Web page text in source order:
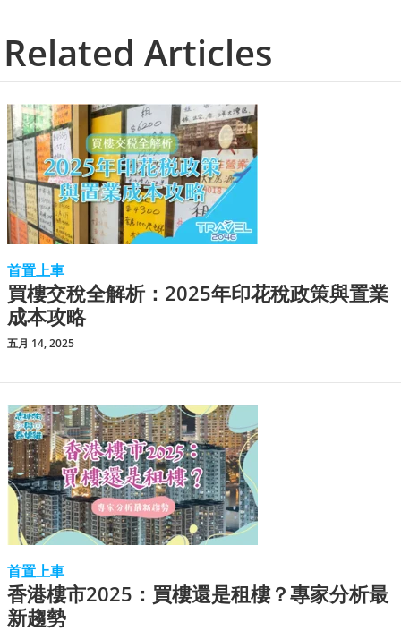
Related Articles
首置上車
買樓交稅全解析：2025年印花稅政策與置業
成本攻略
五月 14, 2025
首置上車
香港樓市2025：買樓還是租樓？專家分析最
新趨勢